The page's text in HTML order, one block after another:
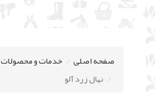
صفحه اصلی خدمات و محصولات
نهال زرد آلو